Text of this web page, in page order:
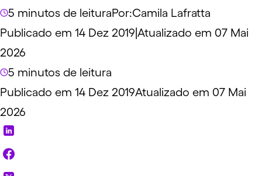
5 minutos de leituraPor:Camila Lafratta
Publicado em 14 Dez 2019 Atualizado em 07 Mai
2026
5 minutos de leitura
Publicado em 14 Dez 2019Atualizado em 07 Mai
2026